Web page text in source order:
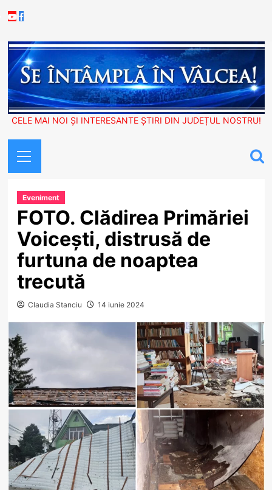
to
Youtube
Facebook
CELE MAI NOI ȘI INTERESANTE ȘTIRI DIN JUDEȚUL NOSTRU!
Menu
Eveniment
FOTO. Clădirea Primăriei
Voicești, distrusă de
furtuna de noaptea
trecută
Claudia Stanciu 14 iunie 2024